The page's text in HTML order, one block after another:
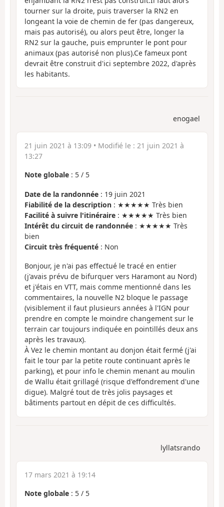
tourner sur la droite, puis traverser la RN2 en
longeant la voie de chemin de fer (pas dangereux,
mais pas autorisé), ou alors peut être, longer la
RN2 sur la gauche, puis emprunter le pont pour
animaux (pas autorisé non plus).Ce fameux pont
devrait être construit d'ici septembre 2022, d'après
les habitants.
enogael
21 juin 2021 à 13:09 • Modifié le : 21 juin 2021 à
13:27
Note globale : 5 / 5
Date de la randonnée : 19 juin 2021
Fiabilité de la description : ★★★★★ Très bien
Facilité à suivre l'itinéraire : ★★★★★ Très bien
Intérêt du circuit de randonnée : ★★★★★ Très
bien
Circuit très fréquenté : Non
Bonjour, je n'ai pas effectué le tracé en entier
(j'avais prévu de bifurquer vers Haramont au Nord)
et j'étais en VTT, mais comme mentionné dans les
commentaires, la nouvelle N2 bloque le passage
(visiblement il faut plusieurs années à l'IGN pour
prendre en compte le moindre changement sur le
terrain car toujours indiquée en pointillés deux ans
après les travaux).
À Vez le chemin montant au donjon était fermé (j'ai
fait le tour par la petite route continuant après le
parking), et pour info le chemin menant au moulin
de Wallu était grillagé (risque d'effondrement d'une
digue). Malgré tout de très jolis paysages et
bâtiments partout en dépit de ces difficultés.
lyllatsrando
17 mars 2021 à 19:14
Note globale : 5 / 5